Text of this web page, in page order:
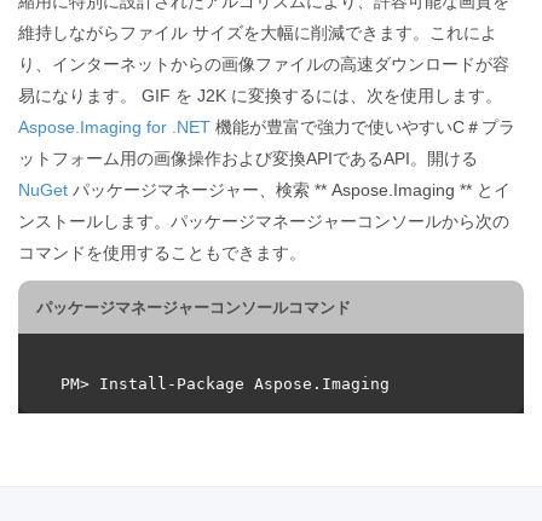
維持しながらファイル サイズを大幅に削減できます。これによ
り、インターネットからの画像ファイルの高速ダウンロードが容
易になります。 GIF を J2K に変換するには、次を使用します。
Aspose.Imaging for .NET 機能が豊富で強力で使いやすいC＃プラ
ットフォーム用の画像操作および変換APIであるAPI。開ける
NuGet パッケージマネージャー、検索 ** Aspose.Imaging ** とイ
ンストールします。パッケージマネージャーコンソールから次の
コマンドを使用することもできます。
パッケージマネージャーコンソールコマンド